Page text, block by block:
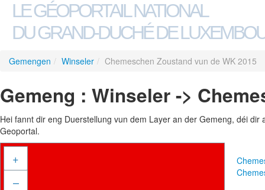
LE GÉOPORTAIL NATIONAL
DU GRAND-DUCHÉ DE
Gemengen / Winseler / Chemeschen Zoustand vun de WK 2015
Gemeng : Winseler ->
Hei fannt dir eng Duerstellung vun dem Layer an der Gemeng, déi
Geoportal.
+
–